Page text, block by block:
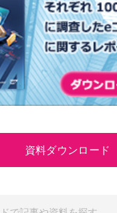
資料ダウンロード